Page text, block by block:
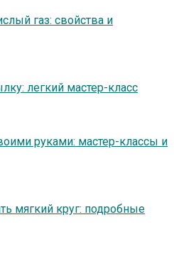
газ: свойства и
легкий мастер-класс
руками: мастер-классы и
мягкий круг: подробные